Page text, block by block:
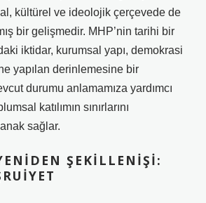
kültürel ve ideolojik çerçevede de
bir gelişmedir. MHP’nin tarihi bir
iktidar, kurumsal yapı, demokrasi
yapılan derinlemesine bir
durumu anlamamıza yardımcı
katılımın sınırlarını
sağlar.
ŞEKILLENIŞI: